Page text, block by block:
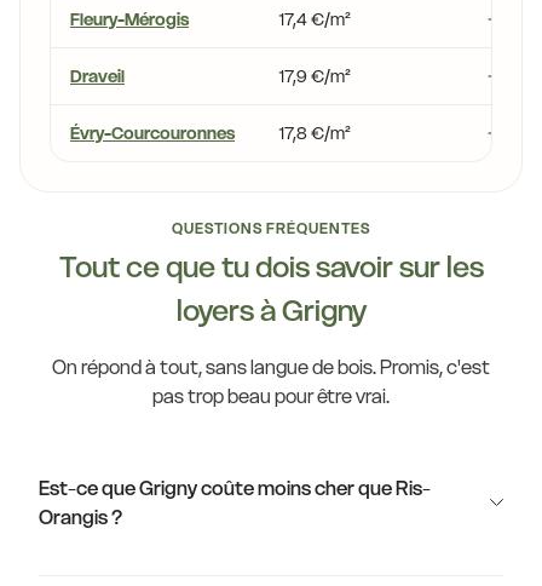
Fleury-Mérogis 17,4 €/m² +12,2
Draveil 17,9 €/m² +15,3
Évry-Courcouronnes 17,8 €/m² +14,4
QUESTIONS FRÉQUENTES
Tout ce que tu dois savoir sur les
loyers à Grigny
On répond à tout, sans langue de bois. Promis, c'est
pas trop beau pour être vrai.
Est-ce que Grigny coûte moins cher que Ris-
Orangis ?